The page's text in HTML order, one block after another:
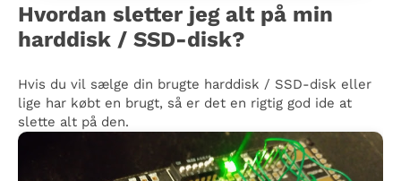
Hvordan sletter jeg alt på min
harddisk / SSD-disk?
Hvis du vil sælge din brugte harddisk / SSD-disk eller
lige har købt en brugt, så er det en rigtig god ide at
slette alt på den.